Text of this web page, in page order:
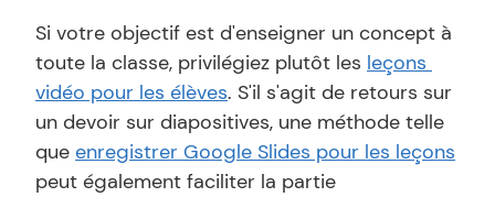
Si votre objectif est d'enseigner un concept à
toute la classe, privilégiez plutôt les leçons
vidéo pour les élèves. S'il s'agit de retours sur
un devoir sur diapositives, une méthode telle
que enregistrer Google Slides pour les leçons
peut également faciliter la partie